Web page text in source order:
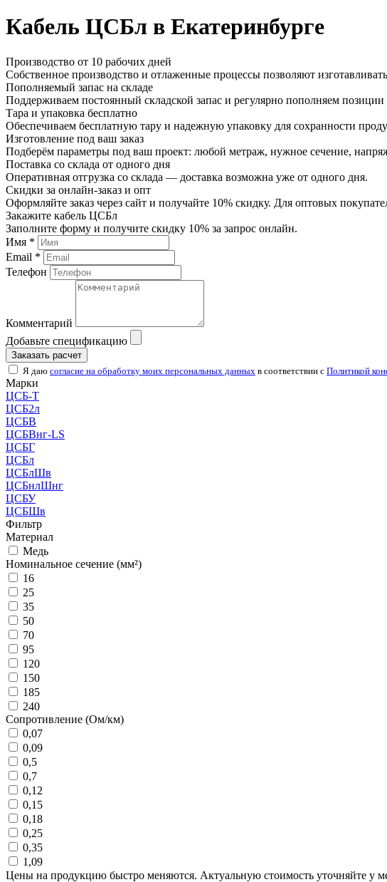
Кабель ЦСБл в Екатеринбурге
Производство от 10 рабочих дней
Собственное производство и отлаженные процессы позволяют
Пополняемый запас на складе
Поддерживаем постоянный складской запас и регулярно пополняем позиции
Тара и упаковка бесплатно
Обеспечиваем бесплатную тару и надежную упаковку для сохранности
Изготовление под ваш заказ
Подберём параметры под ваш проект: любой метраж, нужное сечение,
Поставка со склада от одного дня
Оперативная отгрузка со склада — доставка возможна уже от одного дня.
Скидки за онлайн-заказ и опт
Оформляйте заказ через сайт и получайте 10% скидку. Для оптовых
Закажите кабель ЦСБл
Заполните форму и получите скидку 10% за запрос онлайн.
Имя *
Email *
Телефон
Комментарий
Добавьте спецификацию
Заказать расчет
Я даю согласие на обработку моих персональных данных в соответствии с Политикой
Марки
ЦСБ-Т
ЦСБ2л
ЦСБВ
ЦСБВнг-LS
ЦСБГ
ЦСБл
ЦСБлШв
ЦСБнлШнг
ЦСБУ
ЦСБШв
Фильтр
Материал
Медь
Номинальное сечение (мм²)
16
25
35
50
70
95
120
150
185
240
Сопротивление (Ом/км)
0,07
0,09
0,5
0,7
0,12
0,15
0,18
0,25
0,35
1,09
Цены на продукцию быстро меняются. Актуальную стоимость уточняйте у